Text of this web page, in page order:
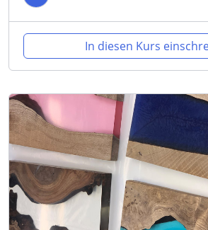
In diesen Kurs